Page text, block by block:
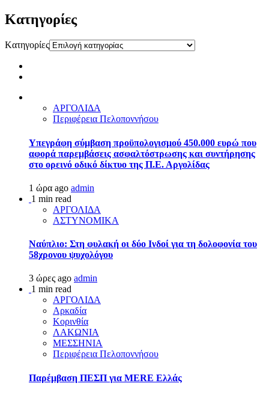
Kατηγορίες
Kατηγορίες
ΑΡΓΟΛΙΔΑ
Περιφέρεια Πελοποννήσου
Υπεγράφη σύμβαση προϋπολογισμού 450.000 ευρώ που
αφορά παρεμβάσεις ασφαλτόστρωσης και συντήρησης
στο ορεινό οδικό δίκτυο της Π.Ε. Αργολίδας
1 ώρα ago admin
1 min read
ΑΡΓΟΛΙΔΑ
ΑΣΤΥΝΟΜΙΚΑ
Ναύπλιο: Στη φυλακή οι δύο Ινδοί για τη δολοφονία του
58χρονου ψυχολόγου
3 ώρες ago admin
1 min read
ΑΡΓΟΛΙΔΑ
Αρκαδία
Κορινθία
ΛΑΚΩΝΙΑ
ΜΕΣΣΗΝΙΑ
Περιφέρεια Πελοποννήσου
Παρέμβαση ΠΕΣΠ για MERE Ελλάς